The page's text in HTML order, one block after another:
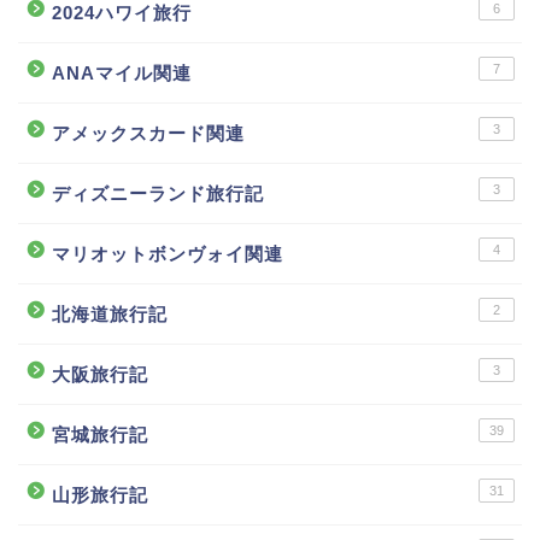
2024ハワイ旅行 6
ANAマイル関連 7
アメックスカード関連 3
ディズニーランド旅行記 3
マリオットボンヴォイ関連 4
北海道旅行記 2
大阪旅行記 3
宮城旅行記 39
山形旅行記 31